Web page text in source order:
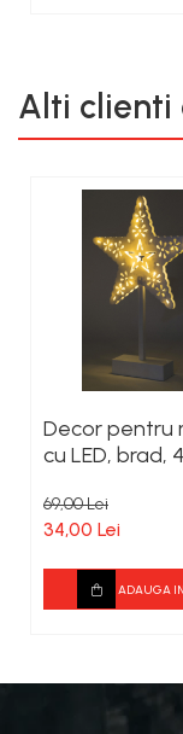
Alti clienti
Decor pentru
cu LED, brad,
69,00 Lei
34,00 Lei
ADAUGA